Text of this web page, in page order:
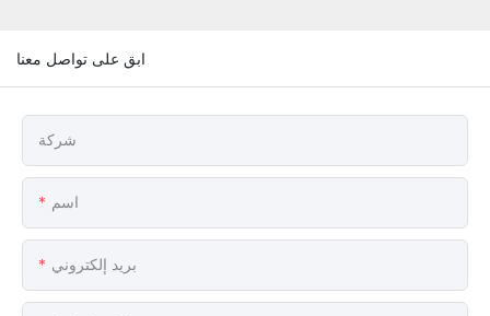
ابق على تواصل معنا
شركة
اسم
بريد إلكتروني